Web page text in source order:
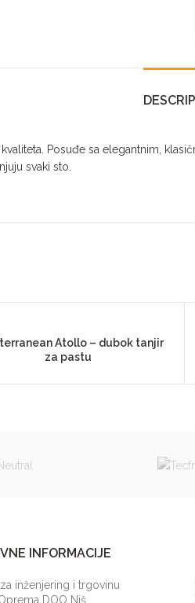
Posuđe sa elegantnim,
svaki sto.
Atollo – dubok tanjir
za pastu
INFORMACIJE
inženjering i trgovinu
DOO Niš